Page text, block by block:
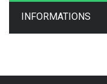
INFORMATIONS